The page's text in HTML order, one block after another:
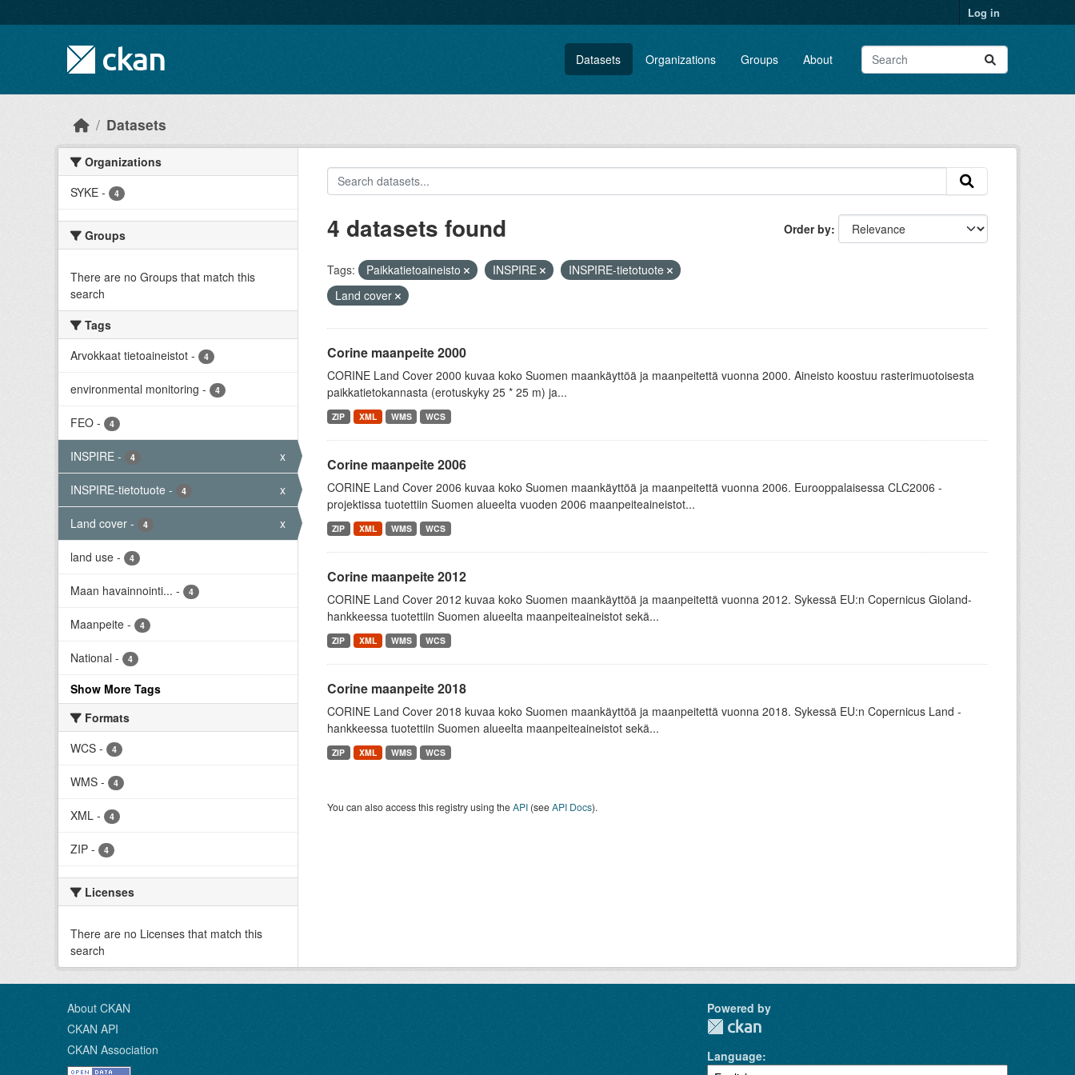
Log in
Datasets Organizations Groups About
Datasets
Organizations
SYKE - 4
Groups
There are no Groups that match this
search
Tags
Arvokkaat tietoaineistot - 4
environmental monitoring - 4
FEO - 4
INSPIRE - 4 x
INSPIRE-tietotuote - 4 x
Land cover - 4 x
land use - 4
Maan havainnointi... - 4
Maanpeite - 4
National - 4
Show More Tags
Formats
WCS - 4
WMS - 4
XML - 4
ZIP - 4
Licenses
There are no Licenses that match this
search
Order by
4 datasets found
Tags: Paikkatietoaineisto INSPIRE
INSPIRE-tietotuote
Land cover
Corine maanpeite 2000
CORINE Land Cover 2000 kuvaa koko Suomen maankäyttöä ja maanpeitettä vuonna 2000. Aineisto koostuu rasterimuotoisesta
paikkatietokannasta (erotuskyky 25 * 25 m) ja...
ZIP XML WMS WCS
Corine maanpeite 2006
CORINE Land Cover 2006 kuvaa koko Suomen maankäyttöä ja maanpeitettä vuonna 2006. Eurooppalaisessa CLC2006 -
projektissa tuotettiin Suomen alueelta vuoden 2006 maanpeiteaineistot...
ZIP XML WMS WCS
Corine maanpeite 2012
CORINE Land Cover 2012 kuvaa koko Suomen maankäyttöä ja maanpeitettä vuonna 2012. Sykessä EU:n Copernicus Gioland-
hankkeessa tuotettiin Suomen alueelta maanpeiteaineistot sekä...
ZIP XML WMS WCS
Corine maanpeite 2018
CORINE Land Cover 2018 kuvaa koko Suomen maankäyttöä ja maanpeitettä vuonna 2018. Sykessä EU:n Copernicus Land -
hankkeessa tuotettiin Suomen alueelta maanpeiteaineistot sekä...
ZIP XML WMS WCS
You can also access this registry using theAPI(seeAPI Docs).
About CKAN
CKAN API
CKAN Association
Powered by
Language